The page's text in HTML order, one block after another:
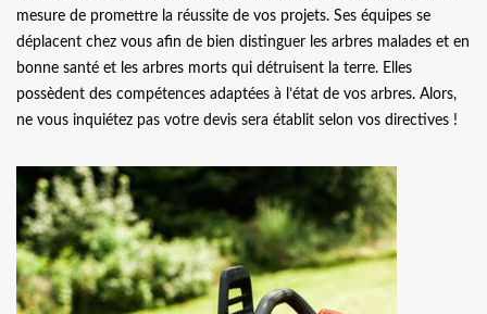
mesure de promettre la réussite de vos projets. Ses équipes se
déplacent chez vous afin de bien distinguer les arbres malades et en
bonne santé et les arbres morts qui détruisent la terre. Elles
possèdent des compétences adaptées à l’état de vos arbres. Alors,
ne vous inquiétez pas votre devis sera établit selon vos directives !